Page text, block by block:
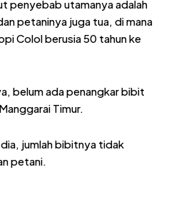
penyebab utamanya adalah
petaninya juga tua, di mana
Colol berusia 50 tahun ke
belum ada penangkar bibit
Timur.
jumlah bibitnya tidak
petani.